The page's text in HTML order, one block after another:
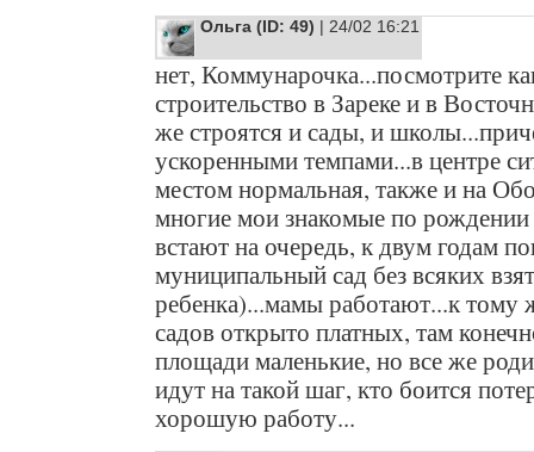
Ольга (ID: 49) | 24/02 16:21
нет, Коммунарочка...посмотрите
строительство в Зареке и в
же строятся и сады, и
ускоренными темпами...в центре
местом нормальная, также и на
многие мои знакомые по рождении
встают на очередь, к двум годам
муниципальный сад без всяких
ребенка)...мамы работают...к тому
садов открыто платных, там
площади маленькие, но все же
идут на такой шаг, кто боится
хорошую работу...